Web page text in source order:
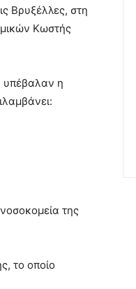
Βρυξέλλες, στη
Κωστής
υπέβαλαν η
της
το οποίο